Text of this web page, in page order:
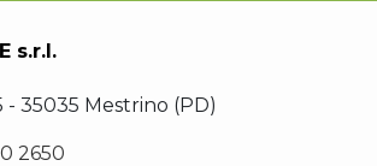
s.r.l.
- 35035 Mestrino (PD)
2650